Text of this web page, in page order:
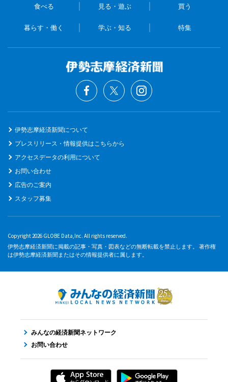
食べる 見る・遊ぶ 買う
暮らす・働く 学ぶ・知る 特集
伊勢志摩経済新聞について
プレスリリース・情報提供はこちらから
アクセスデータの利用について
お問い合わせ
広告のご案内
スタッフ募集
Copyright 2026 GLOBE Data,Inc. All rights reserved.
伊勢志摩経済新聞に掲載の記事・写真・図表などの無断転載を禁止します。 著作権
は伊勢志摩経済新聞またはその情報提供者に属します。
みんなの経済新聞ネットワーク
お問い合わせ